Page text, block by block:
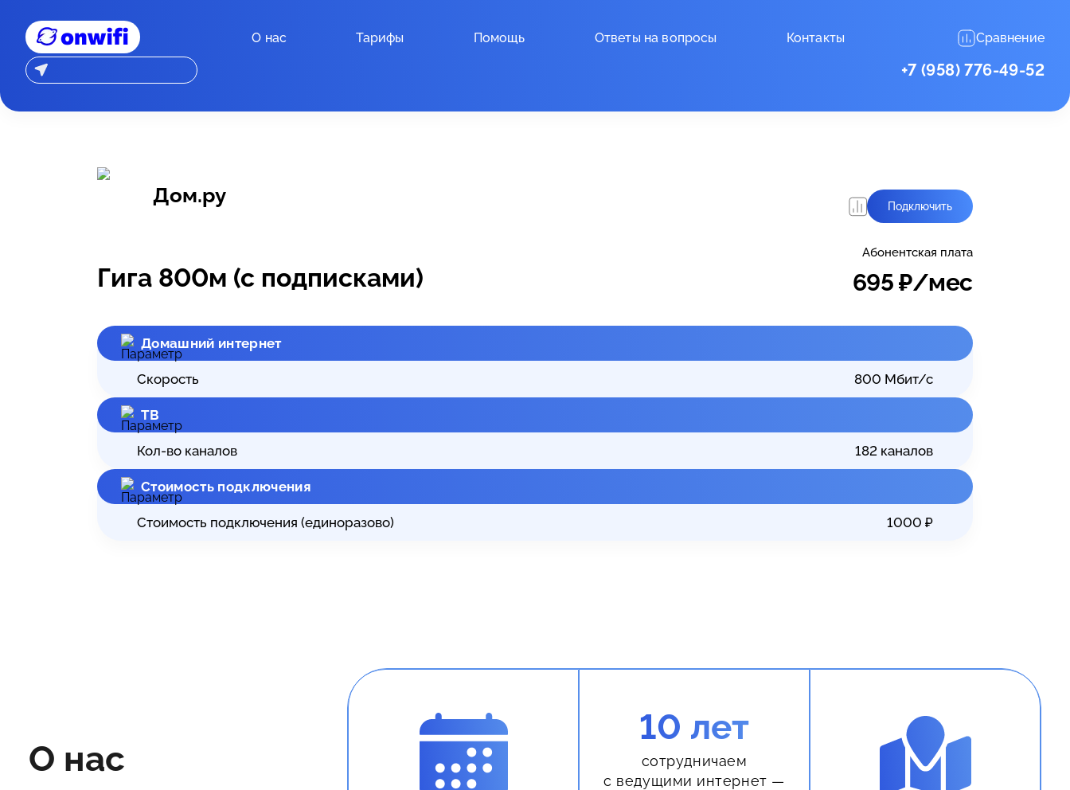
О нас Тарифы Помощь Ответы на вопросы Контакты Сравнение
+7 (958) 776-49-52
Дом.ру Подключить
Гига 800м (с подписками)
Абонентская плата
695 ₽/мес
Домашний интернет
Скорость 800 Мбит/с
ТВ
Кол-во каналов 182 каналов
Стоимость подключения
Стоимость подключения (единоразово) 1000 ₽
О нас
10 лет
сотрудничаем
с ведущими интернет —